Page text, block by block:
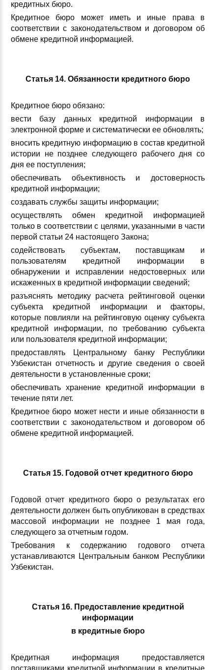
кредитных бюро.
Кредитное бюро может иметь и иные права в
соответствии с законодательством и договором об
обмене кредитной информацией.
Статья 14. Обязанности кредитного бюро
Кредитное бюро обязано:
вести базу данных кредитной информации в
электронной форме и систематически ее обновлять;
вносить кредитную информацию в состав кредитной
истории не позднее следующего рабочего дня со
дня ее поступления;
обеспечивать объективность и достоверность
кредитной информации;
создавать службы защиты информации;
осуществлять обмен кредитной информацией
только в соответствии с целями, указанными в части
первой статьи 24 настоящего Закона;
содействовать субъектам, поставщикам и
пользователям кредитной информации в
обнаружении и исправлении недостоверных или
искаженных в кредитной информации сведений;
разъяснять методику расчета рейтинговой оценки
субъекта кредитной информации и факторы,
которые повлияли на рейтинговую оценку субъекта
кредитной информации, по требованию субъекта
или пользователя кредитной информации;
предоставлять Центральному банку Республики
Узбекистан отчетность и другие сведения о своей
деятельности в установленные сроки;
обеспечивать хранение кредитной информации в
течение пяти лет.
Кредитное бюро может нести и иные обязанности в
соответствии с законодательством и договором об
обмене кредитной информацией.
Статья 15. Годовой отчет кредитного бюро
Годовой отчет кредитного бюро о результатах его
деятельности должен быть опубликован в средствах
массовой информации не позднее 1 мая года,
следующего за отчетным годом.
Требования к содержанию годового отчета
устанавливаются Центральным банком Республики
Узбекистан.
Статья 16. Предоставление кредитной
информации
в кредитные бюро
Кредитная информация предоставляется
поставщиками кредитной информации в кредитные